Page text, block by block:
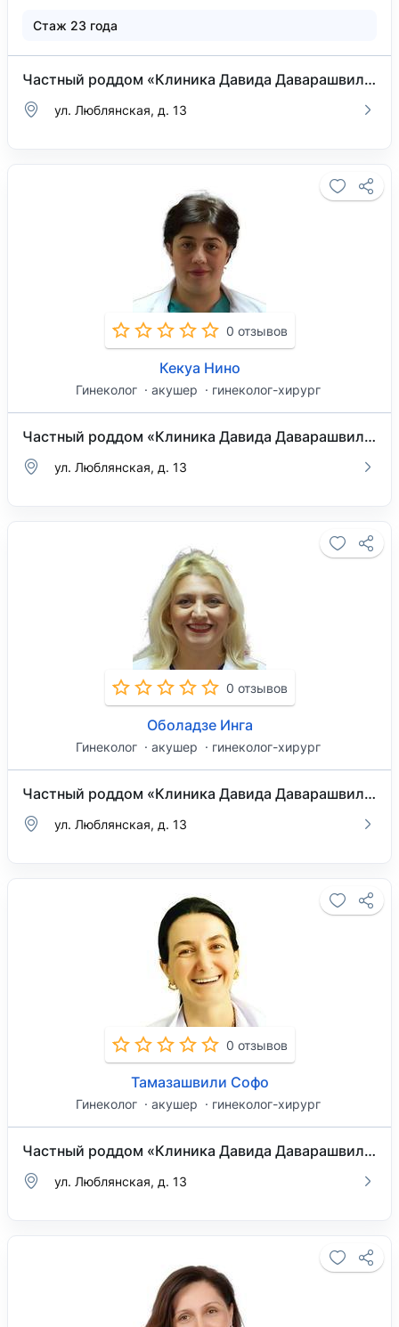
Стаж 23 года
Частный роддом «Клиника Давида Даварашвили»
ул. Люблянская, д. 13
0 отзывов
Кекуа Нино
Гинеколог акушер гинеколог-хирург
Частный роддом «Клиника Давида Даварашвили»
ул. Люблянская, д. 13
0 отзывов
Оболадзе Инга
Гинеколог акушер гинеколог-хирург
Частный роддом «Клиника Давида Даварашвили»
ул. Люблянская, д. 13
0 отзывов
Тамазашвили Софо
Гинеколог акушер гинеколог-хирург
Частный роддом «Клиника Давида Даварашвили»
ул. Люблянская, д. 13